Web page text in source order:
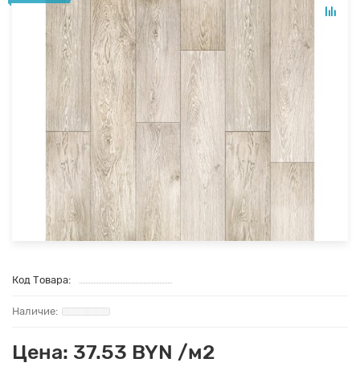
Код Товара:
Цена: 37.53 BYN /м2